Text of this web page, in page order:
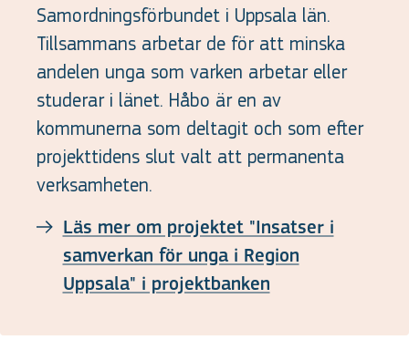
Samordningsförbundet i Uppsala län.
Tillsammans arbetar de för att minska
andelen unga som varken arbetar eller
studerar i länet. Håbo är en av
kommunerna som deltagit och som efter
projekttidens slut valt att permanenta
verksamheten.
Läs mer om projektet "Insatser i
samverkan för unga i Region
Uppsala" i projektbanken